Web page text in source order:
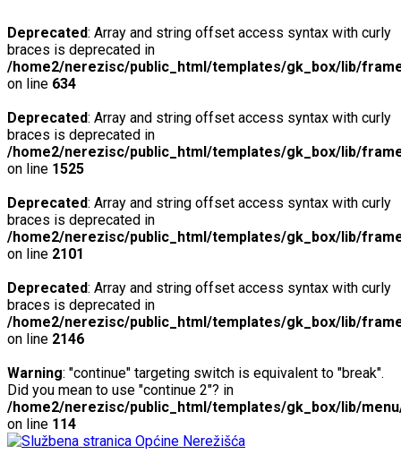
Deprecated: Array and string offset access syntax with curly
braces is deprecated in
/home2/nerezisc/public_html/templates/gk_box/lib/
on line 634
Deprecated: Array and string offset access syntax with curly
braces is deprecated in
/home2/nerezisc/public_html/templates/gk_box/lib/
on line 1525
Deprecated: Array and string offset access syntax with curly
braces is deprecated in
/home2/nerezisc/public_html/templates/gk_box/lib/
on line 2101
Deprecated: Array and string offset access syntax with curly
braces is deprecated in
/home2/nerezisc/public_html/templates/gk_box/lib/
on line 2146
Warning: "continue" targeting switch is equivalent to "break".
Did you mean to use "continue 2"? in
/home2/nerezisc/public_html/templates/gk_box/lib/
on line 114